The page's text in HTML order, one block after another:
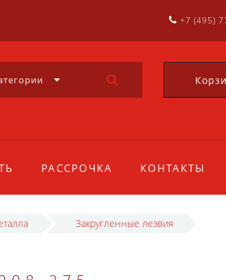
+7 (495)
РАССРОЧКА КОНТАКТЫ
Закругленные лезвия